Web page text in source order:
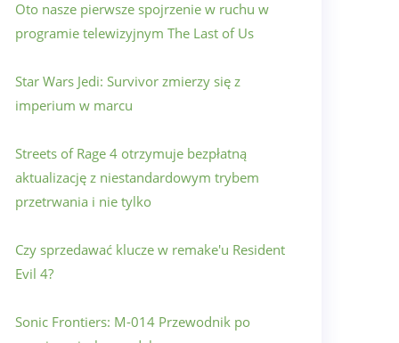
Oto nasze pierwsze spojrzenie w ruchu w
programie telewizyjnym The Last of Us
Star Wars Jedi: Survivor zmierzy się z
imperium w marcu
Streets of Rage 4 otrzymuje bezpłatną
aktualizację z niestandardowym trybem
przetrwania i nie tylko
Czy sprzedawać klucze w remake'u Resident
Evil 4?
Sonic Frontiers: M-014 Przewodnik po